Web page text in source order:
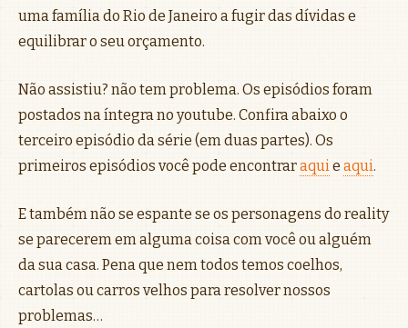
uma família do Rio de Janeiro a fugir das dívidas e
equilibrar o seu orçamento.
Não assistiu? não tem problema. Os episódios foram
postados na íntegra no youtube. Confira abaixo o
terceiro episódio da série (em duas partes). Os
primeiros episódios você pode encontraraquie aqui.
E também não se espante se os personagens do reality
se parecerem em alguma coisa com você ou alguém
da sua casa. Pena que nem todos temos coelhos,
cartolas ou carros velhos para resolver nossos
problemas…